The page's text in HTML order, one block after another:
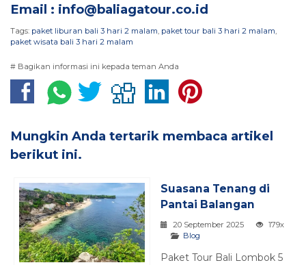
Email : info@baliagatour.co.id
Tags: paket liburan bali 3 hari 2 malam, paket tour bali 3 hari 2 malam,
paket wisata bali 3 hari 2 malam
# Bagikan informasi ini kepada teman Anda
Mungkin Anda tertarik membaca artikel
berikut ini.
Suasana Tenang di
Pantai Balangan
20 September 2025
179x
Blog
Paket Tour Bali Lombok 5